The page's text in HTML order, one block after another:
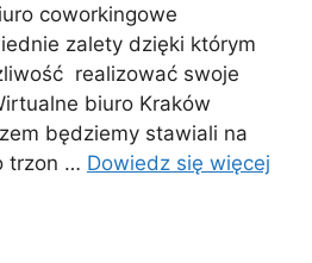
coworkingowe
zalety dzięki którym
realizować swoje
biuro Kraków
będziemy stawiali na
trzon … Dowiedz się więcej